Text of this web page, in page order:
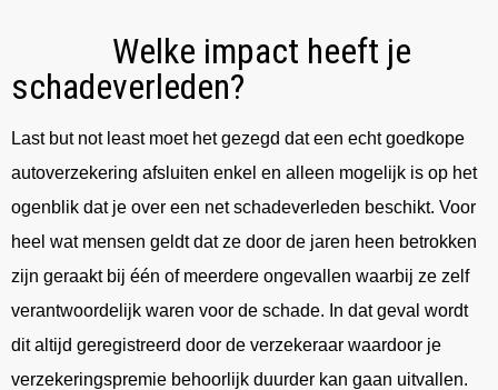
Welke impact heeft je
schadeverleden?
Last but not least moet het gezegd dat een echt goedkope
autoverzekering afsluiten enkel en alleen mogelijk is op het
ogenblik dat je over een net schadeverleden beschikt. Voor
heel wat mensen geldt dat ze door de jaren heen betrokken
zijn geraakt bij één of meerdere ongevallen waarbij ze zelf
verantwoordelijk waren voor de schade. In dat geval wordt
dit altijd geregistreerd door de verzekeraar waardoor je
verzekeringspremie behoorlijk duurder kan gaan uitvallen.